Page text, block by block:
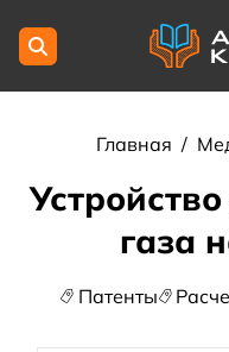
Главная /
газа
Патенты